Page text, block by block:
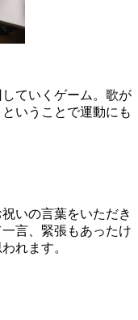
ていくゲーム。歌が
いうことで運動にも
いの言葉をいただき
言、緊張もあったけ
れます。